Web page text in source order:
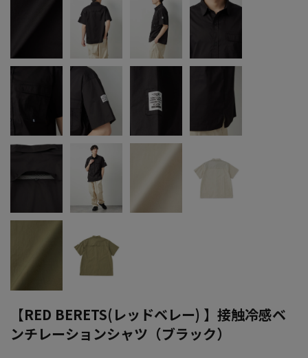
【RED BERETS(レッドベレー) 】接触冷感ベ
ンチレーションシャツ（ブラック）